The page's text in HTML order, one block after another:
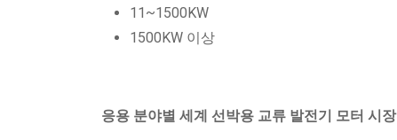
11~1500KW
1500KW 이상
응용 분야별 세계 선박용 교류 발전기 모터 시장